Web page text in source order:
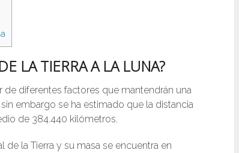
LA TIERRA A LA LUNA?
de diferentes factores que mantendrán una
embargo se ha estimado que la distancia
de 384.440 kilómetros.
la Tierra y su masa se encuentra en